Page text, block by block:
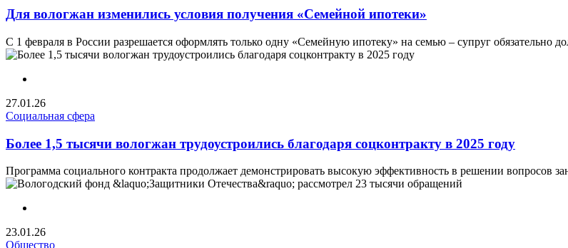
Для вологжан изменились условия получения «Семейной ипотеки»
С 1 февраля в России разрешается оформлять только одну «Семейную ипотеку» на семью – супруг обязательно
27.01.26
Социальная сфера
Более 1,5 тысячи вологжан трудоустроились благодаря соцконтракту в 2025 году
Программа социального контракта продолжает демонстрировать высокую эффективность в решении вопросов
23.01.26
Общество